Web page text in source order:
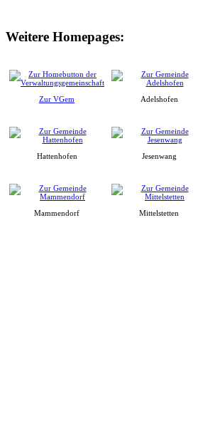
Weitere Homepages:
Zur VGem Adelshofen
Hattenhofen Jesenwang
Mammendorf Mittelstetten